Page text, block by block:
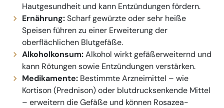
Hautgesundheit und kann Entzündungen fördern.
Ernährung:Scharf gewürzte oder sehr heiße
Speisen führen zu einer Erweiterung der
oberflächlichen Blutgefäße.
Alkoholkonsum:Alkohol wirkt gefäßerweiternd und
kann Rötungen sowie Entzündungen verstärken.
Medikamente: Bestimmte Arzneimittel – wie
Kortison (Prednison) oder blutdrucksenkende Mittel
– erweitern die Gefäße und können Rosazea-